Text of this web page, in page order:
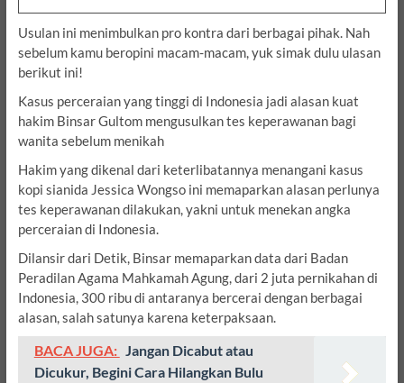
Usulan ini menimbulkan pro kontra dari berbagai pihak. Nah
sebelum kamu beropini macam-macam, yuk simak dulu ulasan
berikut ini!
Kasus perceraian yang tinggi di Indonesia jadi alasan kuat
hakim Binsar Gultom mengusulkan tes keperawanan bagi
wanita sebelum menikah
Hakim yang dikenal dari keterlibatannya menangani kasus
kopi sianida Jessica Wongso ini memaparkan alasan perlunya
tes keperawanan dilakukan, yakni untuk menekan angka
perceraian di Indonesia.
Dilansir dari Detik, Binsar memaparkan data dari Badan
Peradilan Agama Mahkamah Agung, dari 2 juta pernikahan di
Indonesia, 300 ribu di antaranya bercerai dengan berbagai
alasan, salah satunya karena keterpaksaan.
BACA JUGA: Jangan Dicabut atau
Dicukur, Begini Cara Hilangkan Bulu